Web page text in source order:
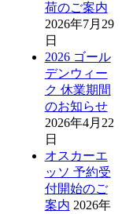
荷のご案内
2026年7月29
日
2026 ゴール
デンウィー
ク 休業期間
のお知らせ
2026年4月22
日
オスカーエ
ッソ 予約受
付開始のご
案内 2026年